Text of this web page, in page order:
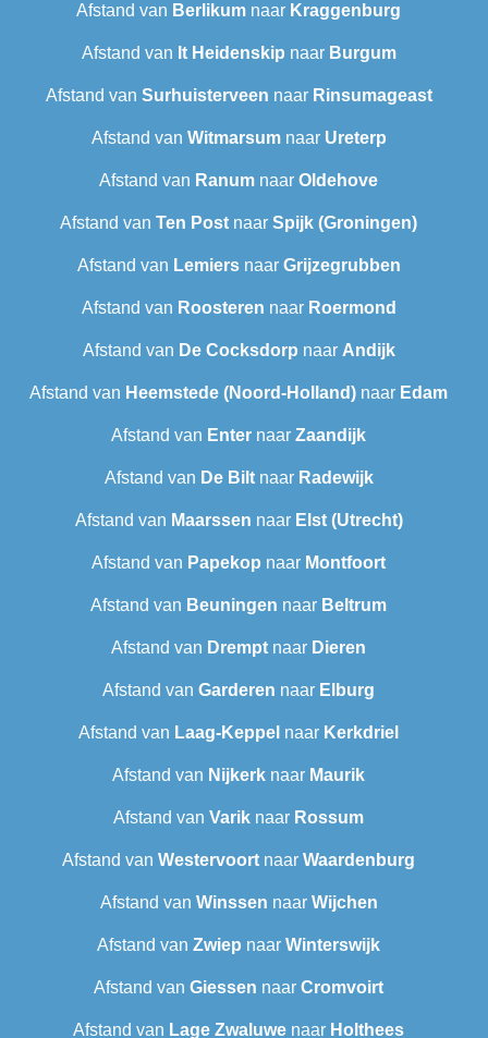
Afstand van Berlikum naar Kraggenburg
Afstand van It Heidenskip naar Burgum
Afstand van Surhuisterveen naar Rinsumageast
Afstand van Witmarsumnaar Ureterp
Afstand van Ranum naar Oldehove
Afstand van Ten Post naar Spijk (Groningen)
Afstand van Lemiersnaar Grijzegrubben
Afstand van Roosteren naar Roermond
Afstand van De Cocksdorp naar Andijk
Afstand van Heemstede (Noord-Holland) naar Edam
Afstand van Enter naar Zaandijk
Afstand van De Biltnaar Radewijk
Afstand van Maarssen naar Elst (Utrecht)
Afstand van Papekop naar Montfoort
Afstand van Beuningen naar Beltrum
Afstand van Drempt naar Dieren
Afstand van Garderen naar Elburg
Afstand van Laag-Keppel naar Kerkdriel
Afstand van Nijkerk naar Maurik
Afstand van Varik naar Rossum
Afstand van Westervoort naar Waardenburg
Afstand van Winssen naar Wijchen
Afstand van Zwiep naar Winterswijk
Afstand van Giessen naar Cromvoirt
Afstand van Lage Zwaluwe naar Holthees